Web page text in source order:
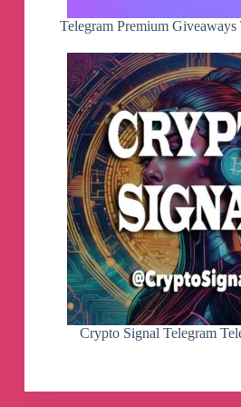
я все хрипел «вы не
но только гыкали в ответ
и вдруг я с высоты свою
увидел жизнь и наконец ее
преодолел.
а тут венеция.
зимой, пустая. я стою
под деи фрари, поглощен
окном изящнейшего ордера.
ребенком, что мизерикордия
укрыла бархатным плащом.
река меня отволокла
и выкинула на излучине.
теперь я пробую созвучия,
витки муранского стекла:
текут, подобные лучам;
смотри, я тебе выдул
Telegram Premium Giveaways
Crypto Signal Telegram